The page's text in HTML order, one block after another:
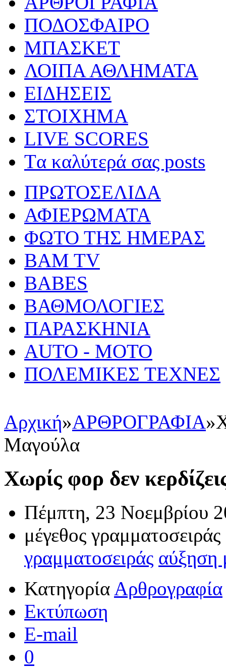
ΠΟΔΟΣΦΑΙΡΟ
ΜΠΑΣΚΕΤ
ΛΟΙΠΑ ΑΘΛΗΜΑΤΑ
ΕΙΔΗΣΕΙΣ
ΣΤΟΙΧΗΜΑ
LIVE SCORES
Tα καλύτερά σας posts
ΠΡΩΤΟΣΕΛΙΔΑ
ΑΦΙΕΡΩΜΑΤΑ
ΦΩΤΟ ΤΗΣ ΗΜΕΡΑΣ
BAM TV
BABES
ΒΑΘΜΟΛΟΓΙΕΣ
ΠΑΡΑΣΚΗΝΙΑ
AUTO - MOTO
ΠΟΛΕΜΙΚΕΣ ΤΕΧΝΕΣ
Αρχική»ΑΡΘΡΟΓΡΑΦΙΑ»
Μαγούλα
Χωρίς φορ δεν
Πέμπτη, 23 Νοεμβρίου
μέγεθος γραμματοσειράς
γραμματοσειράς αύξηση
Κατηγορία Αρθρογραφία
Εκτύπωση
E-mail
0